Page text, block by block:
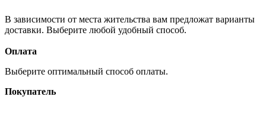
В зависимости от места жительства вам предложат варианты
доставки. Выберите любой удобный способ.
Оплата
Выберите оптимальный способ оплаты.
Покупатель